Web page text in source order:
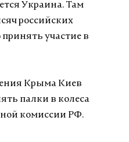
Украина. Там
российских
участие в
Крыма Киев
палки в колеса
комиссии РФ.